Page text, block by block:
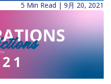
5 Min Read | 9月 20, 2021